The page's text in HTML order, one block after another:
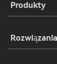
Produkty
Rozwiązania